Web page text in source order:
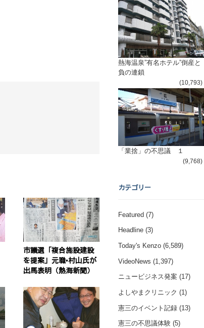
市議選「複合施設建設
を提案」元職•村山氏が
出馬表明（熱海新聞）
熱海温泉”有名ホテル”倒産と
負の連鎖
(10,793)
「業捨」の不思議 １
(9,768)
カテゴリー
Featured(7)
Headline(3)
Today's Kenzo(6,589)
VideoNews (1,397)
ニュービジネス発案 (17)
よしやまクリニック (1)
憲三のイベント記録(13)
憲三の不思議体験(5)